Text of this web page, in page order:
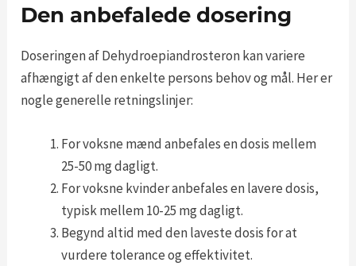
Den anbefalede dosering
Doseringen af Dehydroepiandrosteron kan variere
afhængigt af den enkelte persons behov og mål. Her er
nogle generelle retningslinjer:
For voksne mænd anbefales en dosis mellem
25-50 mg dagligt.
For voksne kvinder anbefales en lavere dosis,
typisk mellem 10-25 mg dagligt.
Begynd altid med den laveste dosis for at
vurdere tolerance og effektivitet.